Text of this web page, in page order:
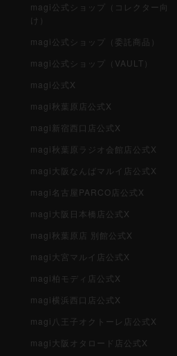
magi公式ショップ（コレクター向
け）
magi公式ショップ（委託商品）
magi公式ショップ（VAULT）
magi公式X
magi秋葉原店公式X
magi新宿西口店公式X
magi秋葉原ラジオ会館店公式X
magi大阪なんばマルイ店公式X
magi名古屋PARCO店公式X
magi大阪日本橋店公式X
magi秋葉原店 別館公式X
magi大宮マルイ店公式X
magi柏モディ店公式X
magi横浜西口店公式X
magi八王子オクトーレ店公式X
magi大阪オタロード店公式X